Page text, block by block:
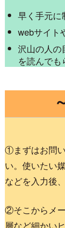
早く手元に
webサイト
沢山の人の
を読んで
①まずはお問
い。使いたい
などを入力後
②そこからメ
層など細かい